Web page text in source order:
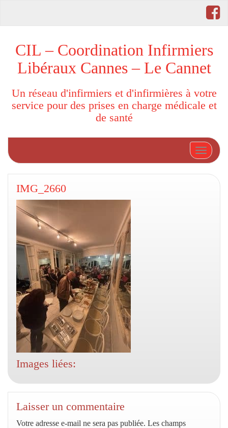
CIL – Coordination Infirmiers
Libéraux Cannes – Le Cannet
Un réseau d'infirmiers et d'infirmières à votre
service pour des prises en charge médicale et
de santé
IMG_2660
Images liées:
Laisser un commentaire
Votre adresse e-mail ne sera pas publiée. Les champs